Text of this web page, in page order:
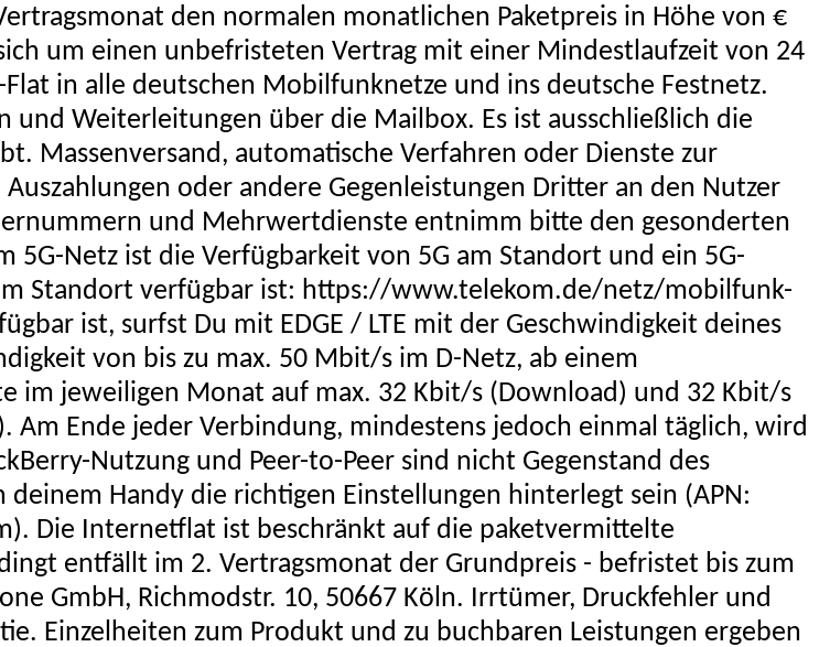
den normalen monatlichen Paketpreis in Höhe von €
um einen unbefristeten Vertrag mit einer Mindestlaufzeit von 24
in alle deutschen Mobilfunknetze und ins deutsche Festnetz.
Weiterleitungen über die Mailbox. Es ist ausschließlich die
Massenversand, automatische Verfahren oder Dienste zur
oder andere Gegenleistungen Dritter an den Nutzer
und Mehrwertdienste entnimm bitte den gesonderten
5G-Netz ist die Verfügbarkeit von 5G am Standort und ein 5G-
Standort verfügbar ist: https://www.telekom.de/netz/mobilfunk-
ist, surfst Du mit EDGE / LTE mit der Geschwindigkeit deines
von bis zu max. 50 Mbit/s im D-Netz, ab einem
im jeweiligen Monat auf max. 32 Kbit/s (Download) und 32 Kbit/s
Am Ende jeder Verbindung, mindestens jedoch einmal täglich, wird
Nutzung und Peer-to-Peer sind nicht Gegenstand des
Handy die richtigen Einstellungen hinterlegt sein (APN:
Die Internetflat ist beschränkt auf die paketvermittelte
entfällt im 2. Vertragsmonat der Grundpreis - befristet bis zum
GmbH, Richmodstr. 10, 50667 Köln. Irrtümer, Druckfehler und
Einzelheiten zum Produkt und zu buchbaren Leistungen ergeben